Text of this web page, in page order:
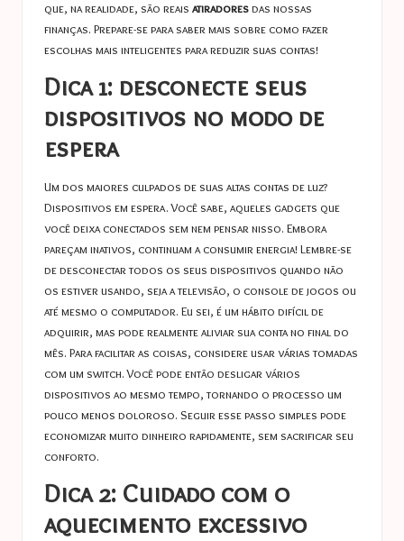
que, na realidade, são reais atiradoresdas nossas
finanças. Prepare-se para saber mais sobre como fazer
escolhas mais inteligentes para reduzir suas contas!
Dica 1: desconecte seus
dispositivos no modo de
espera
Um dos maiores culpados de suas altas contas de luz?
Dispositivos em espera. Você sabe, aqueles gadgets que
você deixa conectados sem nem pensar nisso. Embora
pareçam inativos, continuam a consumir energia! Lembre-se
de desconectar todos os seus dispositivos quando não
os estiver usando, seja a televisão, o console de jogos ou
até mesmo o computador. Eu sei, é um hábito difícil de
adquirir, mas pode realmente aliviar sua conta no final do
mês. Para facilitar as coisas, considere usar várias tomadas
com um switch. Você pode então desligar vários
dispositivos ao mesmo tempo, tornando o processo um
pouco menos doloroso. Seguir esse passo simples pode
economizar muito dinheiro rapidamente, sem sacrificar seu
conforto.
Dica 2: Cuidado com o
aquecimento excessivo